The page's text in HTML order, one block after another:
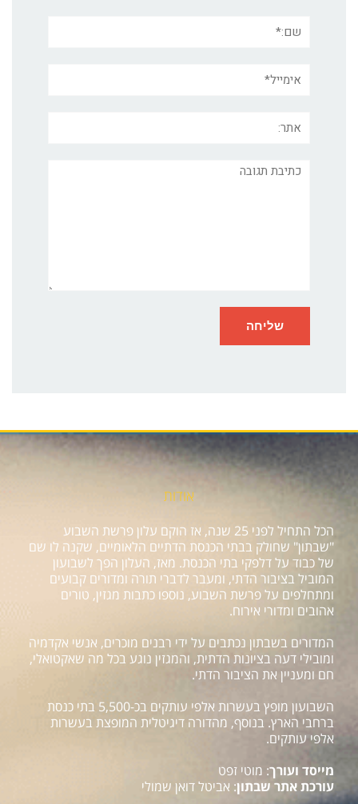
תגובה
אודות
הכל התחיל לפני 25 שנה, אז הוקם עלון פרשת השבוע
"שבתון" שחולק בבתי הכנסת הדתיים הלאומיים, שקנה לו שם
של כבוד על דלפקי בתי הכנסת. מאז, העלון הפך לשבועון
המוביל בציבור הדתי, ומעבר לדברי תורה ומדורים קבועים
ומתחלפים על פרשת השבוע, נוספו כתבות מגזין, טורים
אהובים ומדורי אירוח.
המדורים בשבתון נכתבים על ידי רבנים מוכרים, אנשי אקדמיה
ומובילי דעה בציונות הדתית, והמגזין נוגע בכל מה שאקטואלי,
חם ומעניין את הציבור הדתי.
השבועון מופץ בעשרות אלפי עותקים בכ-5,500 בתי כנסת
ברחבי הארץ. בנוסף, מהדורה דיגיטלית המופצת בעשרות
אלפי עותקים.
מייסד ועורך: מוטי זפט
עורכת אתר שבתון: אביטל דואן שמולי